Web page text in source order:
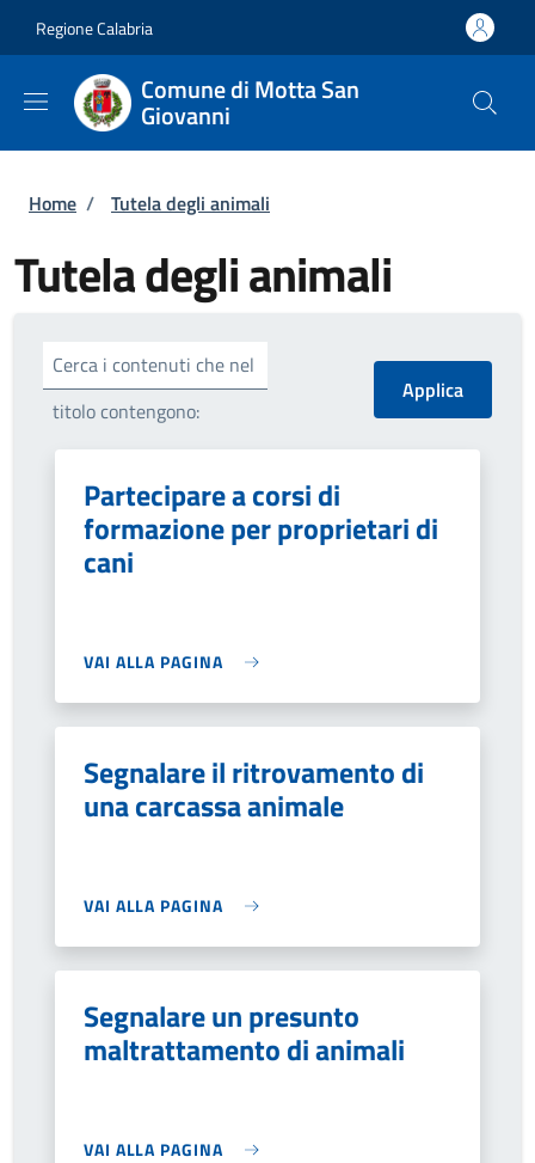
Regione Calabria
Comune di Motta San
Giovanni
Briciole di pane
Home / Tutela degli animali
Tutela degli animali
Cerca i contenuti che nel
titolo contengono:
Partecipare a corsi di
formazione per proprietari di
cani
VAI ALLA PAGINA
Segnalare il ritrovamento di
una carcassa animale
VAI ALLA PAGINA
Segnalare un presunto
maltrattamento di animali
VAI ALLA PAGINA